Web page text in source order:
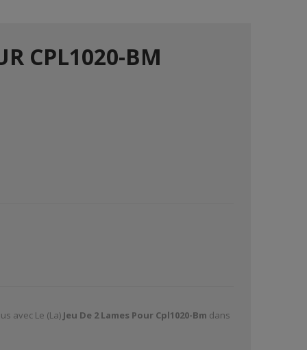
CPL1020-BM
avec Le (La) Jeu De 2 Lames Pour Cpl1020-Bm dans